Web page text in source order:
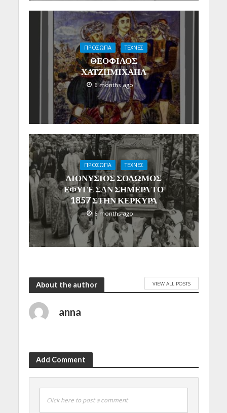
ΠΡΟΣΩΠΑ ΤΕΧΝΕΣ
ΘΕΟΦΙΛΟΣ
ΧΑΤΖΗΜΙΧΑΗΛ
6 months ago
ΠΡΟΣΩΠΑ ΤΕΧΝΕΣ
ΔΙΟΝΥΣΙΟΣ ΣΟΛΩΜΟΣ
ΕΦΥΓΕ ΣΑΝ ΣΗΜΕΡΑ ΤΟ
1857 ΣΤΗΝ ΚΕΡΚΥΡΑ
6 months ago
About the author VIEW ALL POSTS
anna
Add Comment
Click here to post a comment